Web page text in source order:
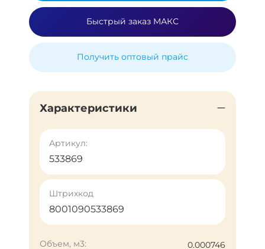
Быстрый заказ МАКС
Получить оптовый прайс
Характеристики
Артикул:
533869
Штрихкод
8001090533869
Объем, м3:
0.000746